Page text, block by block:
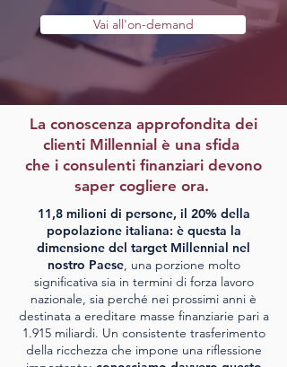
Registrati
Vai all'on-demand
La conoscenza approfondita dei
clienti Millennial è una sfida
che i consulenti finanziari devono
saper cogliere ora.
11,8 milioni di persone, il 20% della
popolazione italiana: è questa la
dimensione del target Millennial nel
nostro Paese, una porzione molto
significativa sia in termini di forza lavoro
nazionale, sia perché nei prossimi anni è
destinata a ereditare masse finanziarie pari a
1.915 miliardi. Un consistente trasferimento
della ricchezza che impone una riflessione